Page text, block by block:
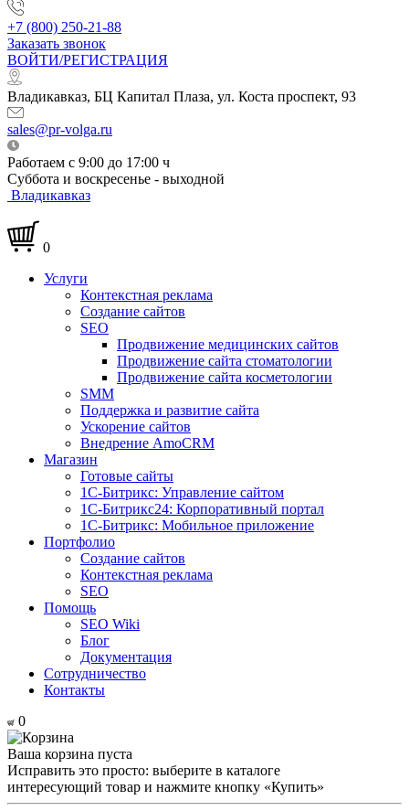
+7 (800) 250-21-88
Заказать звонок
ВОЙТИ/РЕГИСТРАЦИЯ
Владикавказ, БЦ Капитал Плаза, ул. Коста проспект, 93
sales@pr-volga.ru
Работаем с 9:00 до 17:00 ч
Суббота и воскресенье - выходной
Владикавказ
0
Услуги
Контекстная реклама
Создание сайтов
SEO
Продвижение медицинских сайтов
Продвижение сайта стоматологии
Продвижение сайта косметологии
SMM
Поддержка и развитие сайта
Ускорение сайтов
Внедрение AmoCRM
Магазин
Готовые сайты
1С-Битрикс: Управление сайтом
1С-Битрикс24: Корпоративный портал
1С-Битрикс: Мобильное приложение
Портфолио
Создание сайтов
Контекстная реклама
SEO
Помощь
SEO Wiki
Блог
Документация
Сотрудничество
Контакты
0
Ваша корзина пуста
Исправить это просто: выберите в каталоге
интересующий товар и нажмите кнопку «Купить»